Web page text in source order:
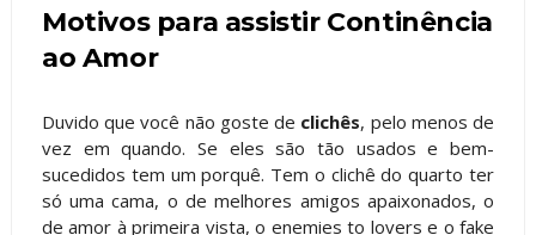
Motivos para assistir Continência
ao Amor
Duvido que você não goste de clichês, pelo menos de
vez em quando. Se eles são tão usados e bem-
sucedidos tem um porquê. Tem o clichê do quarto ter
só uma cama, o de melhores amigos apaixonados, o
de amor à primeira vista, o enemies to lovers e o fake